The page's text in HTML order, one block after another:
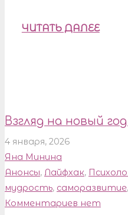
ЧИТАТЬ ДАЛЕЕ
Взгляд на новый
4 января, 2026
Яна Минина
Анонсы, Лайфхак,
мудрость, саморазвитие,
Комментариев нет